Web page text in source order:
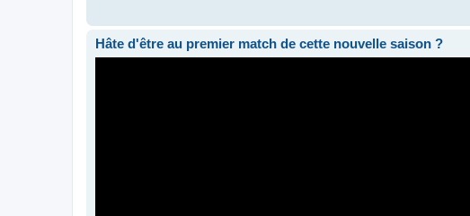
Hâte d'être au premier match de cette nouvelle saison ?